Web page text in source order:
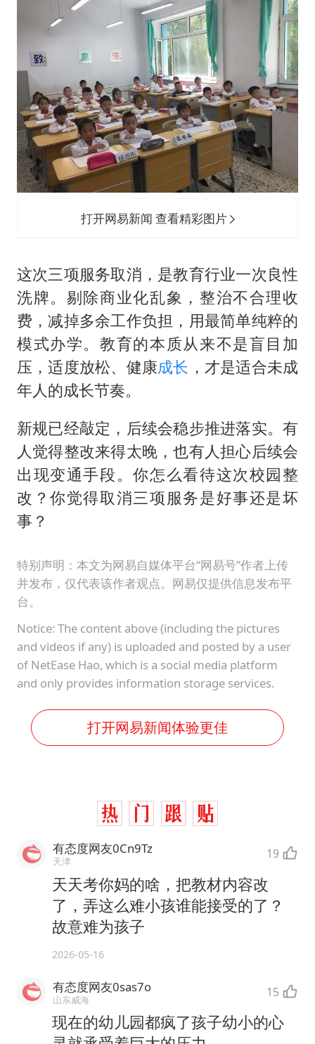
打开网易新闻 查看精彩图片
这次三项服务取消，是教育行业一次良性
洗牌。剔除商业化乱象，整治不合理收
费，减掉多余工作负担，用最简单纯粹的
模式办学。教育的本质从来不是盲目加
压，适度放松、健康成长 ，才是适合未成
年人的成长节奏。
新规已经敲定，后续会稳步推进落实。有
人觉得整改来得太晚，也有人担心后续会
出现变通手段。你怎么看待这次校园整
改？你觉得取消三项服务是好事还是坏
事？
特别声明：本文为网易自媒体平台“网易号”作者上传
并发布，仅代表该作者观点。网易仅提供信息发布平
台。
Notice: The content above (including the pictures
and videos if any) is uploaded and posted by a user
of NetEase Hao, which is a social media platform
and only provides information storage services.
打开网易新闻体验更佳
有态度网友0Cn9Tz
天津 19
天天考你妈的啥，把教材内容改
了，弄这么难小孩谁能接受的了？
故意难为孩子
2026-05-16
有态度网友0sas7o
山东威海 15
现在的幼儿园都疯了孩子幼小的心